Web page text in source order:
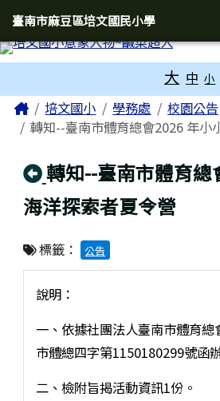
臺南市麻豆區培文國民
導覽列
臺南市麻豆區培文國民小學
大 中 小
主內容區域
Home培文國小 學務處
校園公告
轉知--臺南市體育總會2026 年小
回上頁
轉知--臺南市體育總
海洋探索者夏令營
標籤： 公告
說明：
一、依據社團法人臺南市體育
市體總四字第1150180299號函
二、檢附旨揭活動資訊1份。
頁尾區域